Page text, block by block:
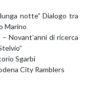
notte” Dialogo tra
Marino
Novant’anni di ricerca
Sgarbi
City Ramblers